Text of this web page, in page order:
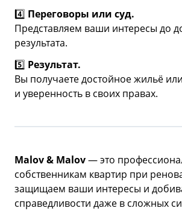
4️⃣ Переговоры или суд.
Представляем ваши интересы до
результата.
5️⃣ Результат.
Вы получаете достойное жильё
и уверенность в своих правах.
Malov & Malov— это
собственникам квартир при
защищаем ваши интересы и
справедливости даже в сложных